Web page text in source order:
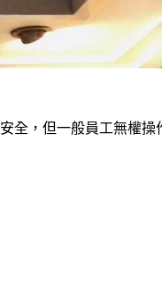
全，但一般員工無權